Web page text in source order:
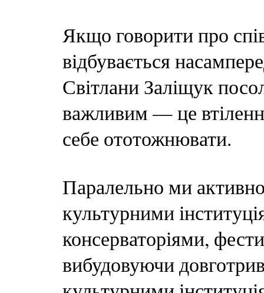
Якщо говорити про
відбувається
Світлани Заліщук
важливим — це
себе ототожнювати.
Паралельно ми
культурними
консерваторіями,
вибудовуючи